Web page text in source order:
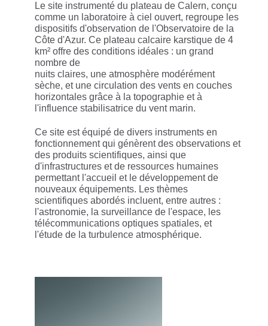
Le site instrumenté du plateau de Calern, conçu
comme un laboratoire à ciel ouvert, regroupe les
dispositifs d'observation de l'Observatoire de la
Côte d'Azur. Ce plateau calcaire karstique de 4
km² offre des conditions idéales : un grand
nombre de
nuits claires, une atmosphère modérément
sèche, et une circulation des vents en couches
horizontales grâce à la topographie et à
l'influence stabilisatrice du vent marin.
Ce site est équipé de divers instruments en
fonctionnement qui génèrent des observations et
des produits scientifiques, ainsi que
d'infrastructures et de ressources humaines
permettant l'accueil et le développement de
nouveaux équipements. Les thèmes
scientifiques abordés incluent, entre autres :
l'astronomie, la surveillance de l'espace, les
télécommunications optiques spatiales, et
l'étude de la turbulence atmosphérique.